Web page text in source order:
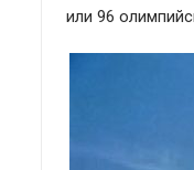
или 96